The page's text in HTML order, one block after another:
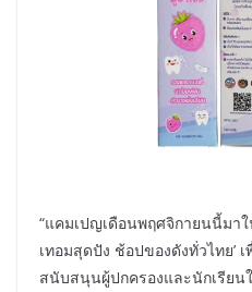
“แคมเปญเดือนพฤศจิกายนนี้มาใ
เทอมสุดปัง ช้อปของดังทั่วไทย’
สนับสนุนผู้ปกครองและนักเรีย